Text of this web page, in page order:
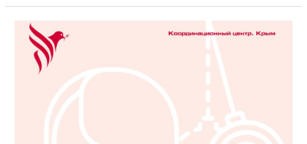
как
работает
маркетинг
руках
преступников